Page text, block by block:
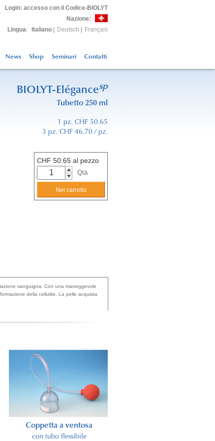
Login: accesso con il Codice-BIOLYT
Nazione:
Lingua: Italiano Deutsch Français
News Shop Seminari Contatti
BIOLYT-Elégancesp
Tubetto 250 ml
1 pz. CHF 50.65
3 pz. CHF 46.70 / pz.
CHF 50.65 al pezzo
Qtà
sanguigna. Con una maneggevole
della cellulite. La pelle acquista
Coppetta a ventosa
con tubo flessibile